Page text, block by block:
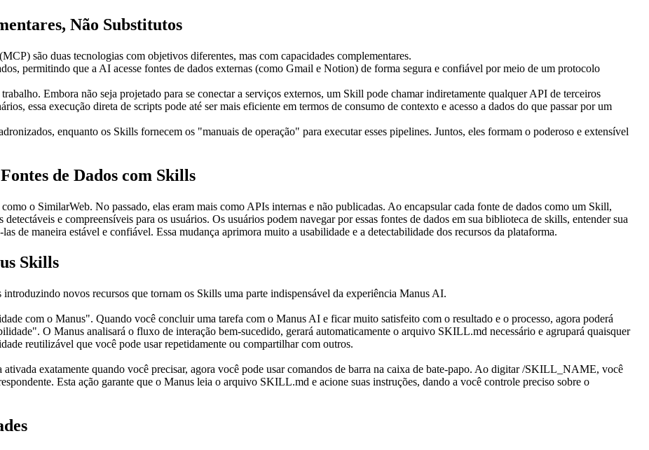
Não Substitutos
são duas tecnologias com objetivos diferentes, mas com capacidades complementares.
permitindo que a AI acesse fontes de dados externas (como Gmail e Notion) de forma segura e confiável por meio de um protocolo
Embora não seja projetado para se conectar a serviços externos, um Skill pode chamar indiretamente qualquer API de terceiros
essa execução direta de scripts pode até ser mais eficiente em termos de consumo de contexto e acesso a dados do que passar por um
enquanto os Skills fornecem os "manuais de operação" para executar esses pipelines. Juntos, eles formam o poderoso e extensível
de Dados com Skills
o SimilarWeb. No passado, elas eram mais como APIs internas e não publicadas. Ao encapsular cada fonte de dados como um Skill,
e compreensíveis para os usuários. Os usuários podem navegar por essas fontes de dados em sua biblioteca de skills, entender sua
de maneira estável e confiável. Essa mudança aprimora muito a usabilidade e a detectabilidade dos recursos da plataforma.
Skills
novos recursos que tornam os Skills uma parte indispensável da experiência Manus AI.
com o Manus". Quando você concluir uma tarefa com o Manus AI e ficar muito satisfeito com o resultado e o processo, agora poderá
O Manus analisará o fluxo de interação bem-sucedido, gerará automaticamente o arquivo SKILL.md necessário e agrupará quaisquer
reutilizável que você pode usar repetidamente ou compartilhar com outros.
exatamente quando você precisar, agora você pode usar comandos de barra na caixa de bate-papo. Ao digitar /SKILL_NAME, você
Esta ação garante que o Manus leia o arquivo SKILL.md e acione suas instruções, dando a você controle preciso sobre o